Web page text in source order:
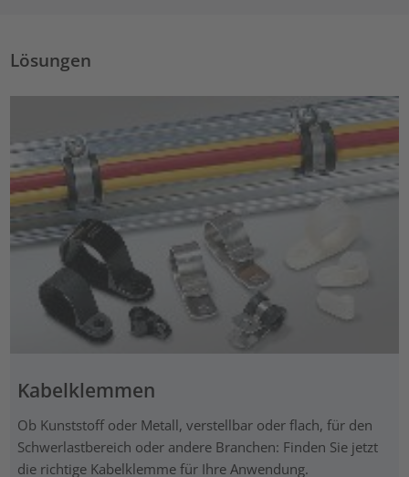
Lösungen
Kabelklemmen
Ob Kunststoff oder Metall, verstellbar oder flach, für den
Schwerlastbereich oder andere Branchen: Finden Sie jetzt
die richtige Kabelklemme für Ihre Anwendung.